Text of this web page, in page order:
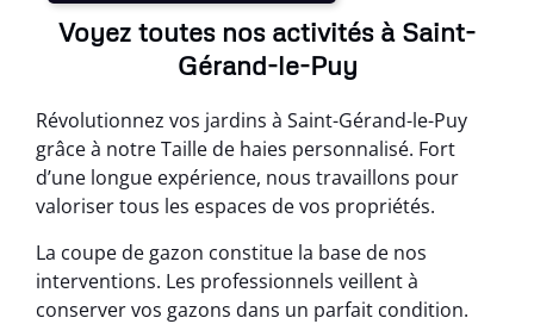
Voyez toutes nos activités à Saint-
Gérand-le-Puy
Révolutionnez vos jardins à Saint-Gérand-le-Puy
grâce à notre Taille de haies personnalisé. Fort
d’une longue expérience, nous travaillons pour
valoriser tous les espaces de vos propriétés.
La coupe de gazon constitue la base de nos
interventions. Les professionnels veillent à
conserver vos gazons dans un parfait condition.